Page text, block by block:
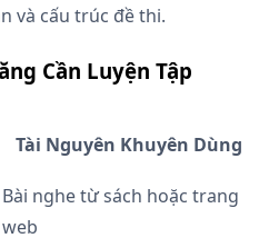
và cấu trúc đề thi.
Cần Luyện Tập
Tài Nguyên Khuyên Dùng
Bài nghe từ sách hoặc trang
web